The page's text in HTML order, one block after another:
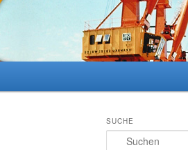
SUCHE
Suchen